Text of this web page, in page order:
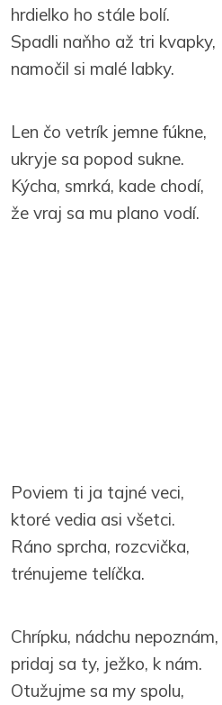
hrdielko ho stále bolí.
Spadli naňho až tri kvapky,
namočil si malé labky.
Len čo vetrík jemne fúkne,
ukryje sa popod sukne.
Kýcha, smrká, kade chodí,
že vraj sa mu plano vodí.
Poviem ti ja tajné veci,
ktoré vedia asi všetci.
Ráno sprcha, rozcvička,
trénujeme telíčka.
Chrípku, nádchu nepoznám,
pridaj sa ty, ježko, k nám.
Otužujme sa my spolu,